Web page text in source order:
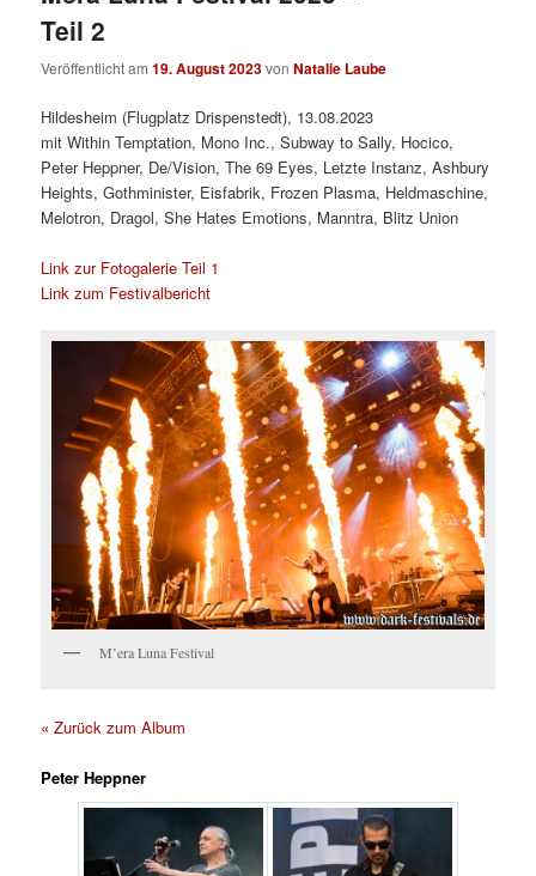
Teil 2
Veröffentlicht am19. August 2023vonNatalie Laube
Hildesheim (Flugplatz Drispenstedt), 13.08.2023
mit Within Temptation, Mono Inc., Subway to Sally, Hocico,
Peter Heppner, De/Vision, The 69 Eyes, Letzte Instanz, Ashbury
Heights, Gothminister, Eisfabrik, Frozen Plasma, Heldmaschine,
Melotron, Dragol, She Hates Emotions, Manntra, Blitz Union
Link zur Fotogalerie Teil 1
Link zum Festivalbericht
M’era Luna Festival
« Zurück zum Album
Peter Heppner